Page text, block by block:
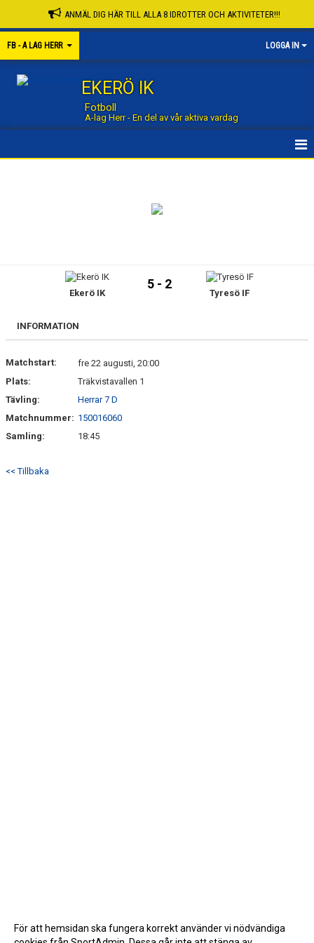
ANMÄL DIG HÄR TILL ALLA 8 IDROTTER OCH AKTIVITETER!!!
FB - A LAG HERR LOGGA IN
EKERÖ IK
Fotboll
A-lag Herr - En del av vår aktiva vardag
SPELARE & LEDARE
Ekerö IK
5 - 2
Tyresö IF
INFORMATION
Matchstart:
fre 22 augusti, 20:00
Plats:
Träkvistavallen 1
Tävling:
Herrar 7 D
Matchnummer: 150016060
Samling:
18:45
<< Tillbaka
För att hemsidan ska fungera korrekt använder vi nödvändiga